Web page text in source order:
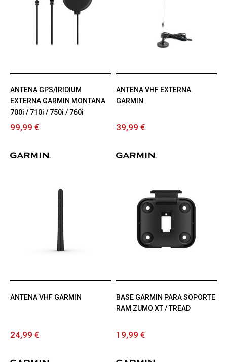
ANTENA GPS/IRIDIUM
EXTERNA GARMIN MONTANA
700i / 710i / 750i / 760i
99,99 €
ANTENA VHF EXTERNA
GARMIN
39,99 €
ANTENA VHF GARMIN
24,99 €
BASE GARMIN PARA SOPORTE
RAM ZUMO XT / TREAD
19,99 €